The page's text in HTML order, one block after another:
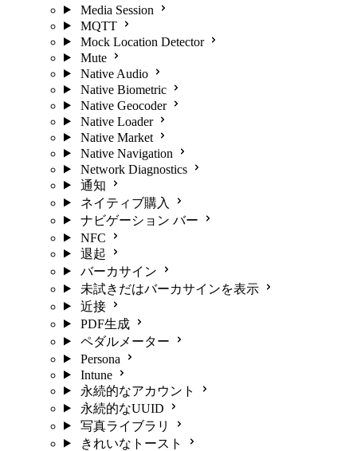
Media Session
MQTT
Mock Location Detector
Mute
Native Audio
Native Biometric
Native Geocoder
Native Loader
Native Market
Native Navigation
Network Diagnostics
通知
ネイティブ購入
ナビゲーション バー
NFC
退起
バーカサイン
未試きだはバーカサインを表示
近接
PDF生成
ペダルメーター
Persona
Intune
永続的なアカウント
永続的なUUID
写真ライブラリ
きれいなトースト